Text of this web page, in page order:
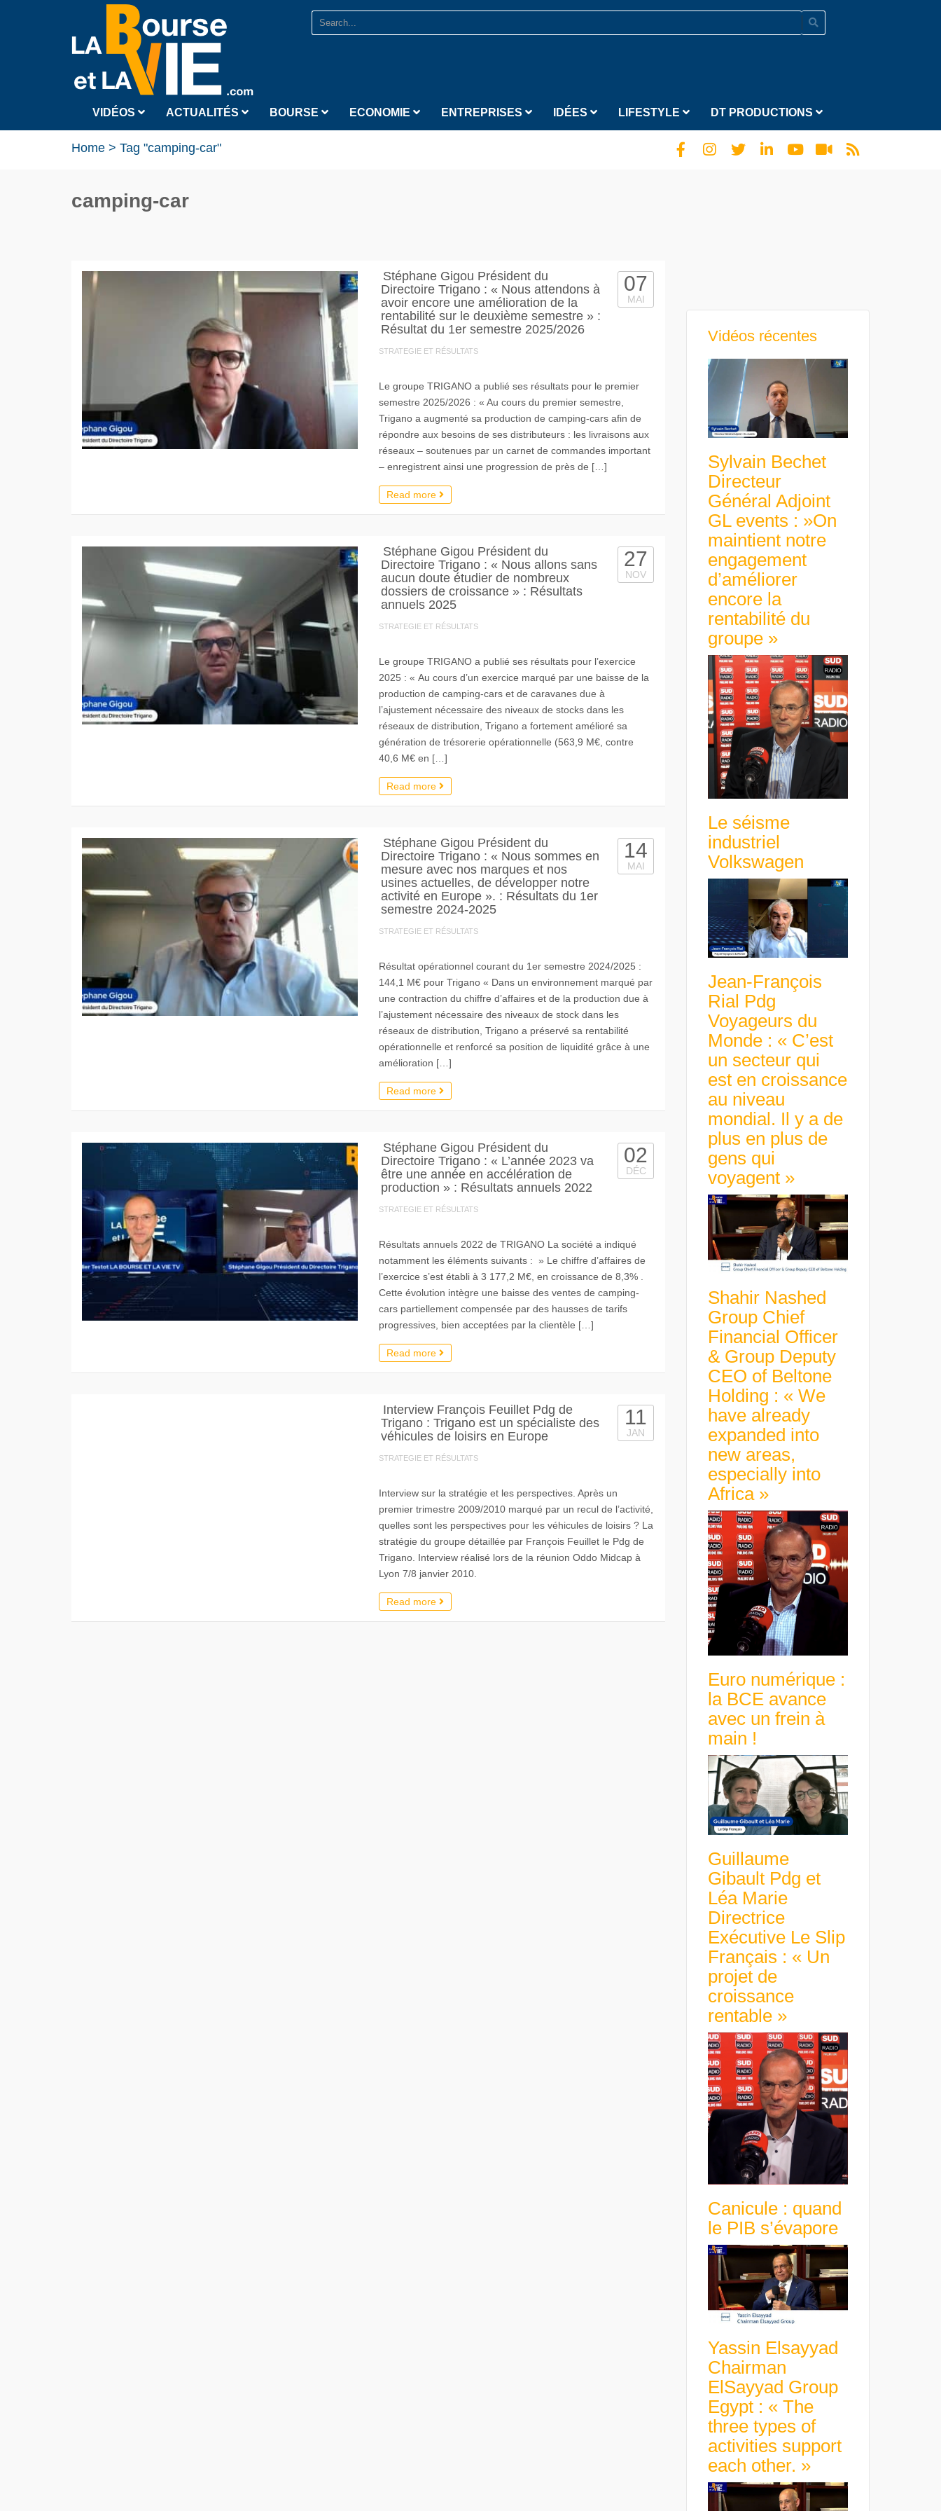
VIDÉOS ACTUALITÉS BOURSE ECONOMIE ENTREPRISES IDÉES LIFESTYLE DT PRODUCTIONS
Home > Tag "camping-car"
camping-car
Stéphane Gigou Président du
Directoire Trigano : « Nous attendons à
avoir encore une amélioration de la
rentabilité sur le deuxième semestre » :
Résultat du 1er semestre 2025/2026
STRATEGIE ET RÉSULTATS
07
MAI
Le groupe TRIGANO a publié ses résultats pour le premier
semestre 2025/2026 : « Au cours du premier semestre,
Trigano a augmenté sa production de camping-cars afin de
répondre aux besoins de ses distributeurs : les livraisons aux
réseaux – soutenues par un carnet de commandes important
– enregistrent ainsi une progression de près de […]
Read more
Stéphane Gigou Président du
Directoire Trigano : « Nous allons sans
aucun doute étudier de nombreux
dossiers de croissance » : Résultats
annuels 2025
STRATEGIE ET RÉSULTATS
27
NOV
Le groupe TRIGANO a publié ses résultats pour l’exercice
2025 : « Au cours d’un exercice marqué par une baisse de la
production de camping-cars et de caravanes due à
l’ajustement nécessaire des niveaux de stocks dans les
réseaux de distribution, Trigano a fortement amélioré sa
génération de trésorerie opérationnelle (563,9 M€, contre
40,6 M€ en […]
Read more
Stéphane Gigou Président du
Directoire Trigano : « Nous sommes en
mesure avec nos marques et nos
usines actuelles, de développer notre
activité en Europe ». : Résultats du 1er
semestre 2024-2025
STRATEGIE ET RÉSULTATS
14
MAI
Résultat opérationnel courant du 1er semestre 2024/2025 :
144,1 M€ pour Trigano « Dans un environnement marqué par
une contraction du chiffre d’affaires et de la production due à
l’ajustement nécessaire des niveaux de stock dans les
réseaux de distribution, Trigano a préservé sa rentabilité
opérationnelle et renforcé sa position de liquidité grâce à une
amélioration […]
Read more
Stéphane Gigou Président du
Directoire Trigano : « L’année 2023 va
être une année en accélération de
production » : Résultats annuels 2022
STRATEGIE ET RÉSULTATS
02
DÉC
Résultats annuels 2022 de TRIGANO La société a indiqué
notamment les éléments suivants : » Le chiffre d’affaires de
l’exercice s’est établi à 3 177,2 M€, en croissance de 8,3% .
Cette évolution intègre une baisse des ventes de camping-
cars partiellement compensée par des hausses de tarifs
progressives, bien acceptées par la clientèle […]
Read more
Interview François Feuillet Pdg de
Trigano : Trigano est un spécialiste des
véhicules de loisirs en Europe
STRATEGIE ET RÉSULTATS
11
JAN
Interview sur la stratégie et les perspectives. Après un
premier trimestre 2009/2010 marqué par un recul de l’activité,
quelles sont les perspectives pour les véhicules de loisirs ? La
stratégie du groupe détaillée par François Feuillet le Pdg de
Trigano. Interview réalisé lors de la réunion Oddo Midcap à
Lyon 7/8 janvier 2010.
Read more
Vidéos récentes
Sylvain Bechet
Directeur
Général Adjoint
GL events : »On
maintient notre
engagement
d’améliorer
encore la
rentabilité du
groupe »
Le séisme
industriel
Volkswagen
Jean-François
Rial Pdg
Voyageurs du
Monde : « C’est
un secteur qui
est en croissance
au niveau
mondial. Il y a de
plus en plus de
gens qui
voyagent »
Shahir Nashed
Group Chief
Financial Officer
& Group Deputy
CEO of Beltone
Holding : « We
have already
expanded into
new areas,
especially into
Africa »
Euro numérique :
la BCE avance
avec un frein à
main !
Guillaume
Gibault Pdg et
Léa Marie
Directrice
Exécutive Le Slip
Français : « Un
projet de
croissance
rentable »
Canicule : quand
le PIB s’évapore
Yassin Elsayyad
Chairman
ElSayyad Group
Egypt : « The
three types of
activities support
each other. »